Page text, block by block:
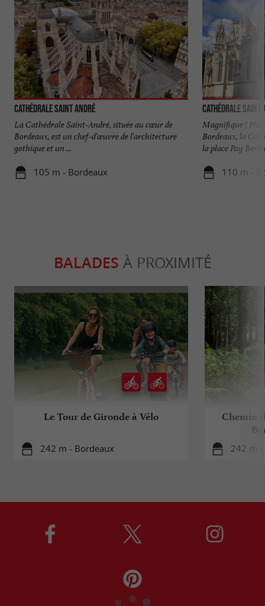
Cathédrale Saint André
La Cathédrale Saint-André, située au cœur de
Bordeaux, est un chef-d'œuvre de l'architecture
gothique et un ...
105 m - Bordeaux
Cathédrale
Magnifique !
Bordeaux, la
la place Pay
110 m -
BALADES À PROXIMITÉ
Le Tour de Gironde à Vélo
242 m - Bordeaux
Chemin
242 m -